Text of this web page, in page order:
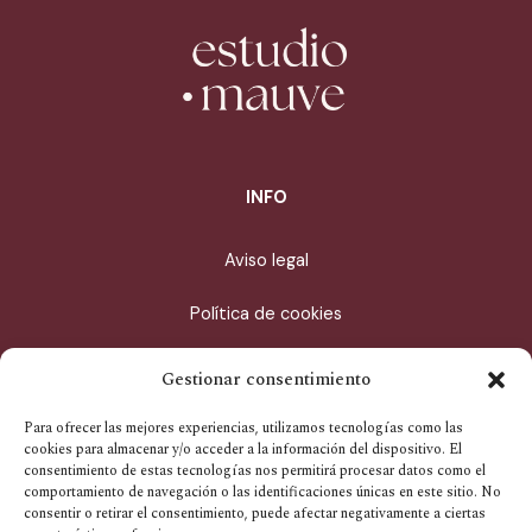
Gestionar consentimiento
Para ofrecer las mejores experiencias, utilizamos tecnologías como las
cookies para almacenar y/o acceder a la información del dispositivo. El
consentimiento de estas tecnologías nos permitirá procesar datos como el
comportamiento de navegación o las identificaciones únicas en este sitio. No
consentir o retirar el consentimiento, puede afectar negativamente a ciertas
INFO
Aviso legal
Política de cookies
Política de privacidad
Condiciones de compra
CONTACTO